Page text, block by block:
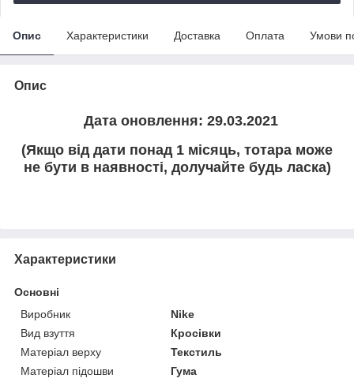
Опис Характеристики Доставка Оплата Умови
Опис
Дата оновлення: 29.03.2021
(Якщо від дати понад 1 місяць, тотара може
не бути в наявності, долучайте будь ласка)
Характеристики
Основні
Виробник
Nike
Вид взуття
Кросівки
Матеріал верху
Текстиль
Матеріал підошви
Гума